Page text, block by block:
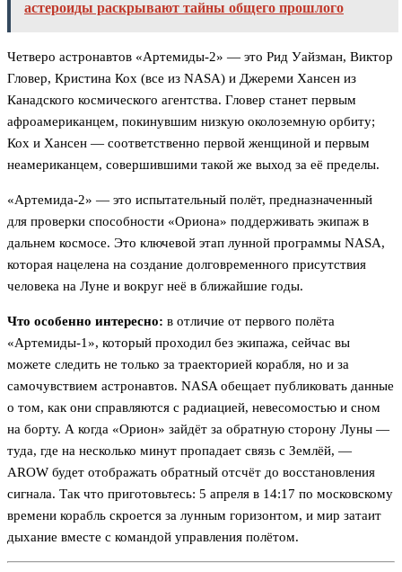
астероиды раскрывают тайны общего прошлого
Четверо астронавтов «Артемиды-2» — это Рид Уайзман, Виктор
Гловер, Кристина Кох (все из NASA) и Джереми Хансен из
Канадского космического агентства. Гловер станет первым
афроамериканцем, покинувшим низкую околоземную орбиту;
Кох и Хансен — соответственно первой женщиной и первым
неамериканцем, совершившими такой же выход за её пределы.
«Артемида-2» — это испытательный полёт, предназначенный
для проверки способности «Ориона» поддерживать экипаж в
дальнем космосе. Это ключевой этап лунной программы NASA,
которая нацелена на создание долговременного присутствия
человека на Луне и вокруг неё в ближайшие годы.
Что особенно интересно: в отличие от первого полёта
«Артемиды-1», который проходил без экипажа, сейчас вы
можете следить не только за траекторией корабля, но и за
самочувствием астронавтов. NASA обещает публиковать данные
о том, как они справляются с радиацией, невесомостью и сном
на борту. А когда «Орион» зайдёт за обратную сторону Луны —
туда, где на несколько минут пропадает связь с Землёй, —
AROW будет отображать обратный отсчёт до восстановления
сигнала. Так что приготовьтесь: 5 апреля в 14:17 по московскому
времени корабль скроется за лунным горизонтом, и мир затаит
дыхание вместе с командой управления полётом.